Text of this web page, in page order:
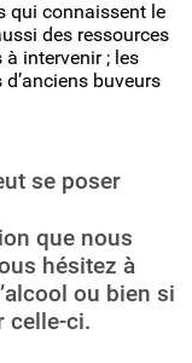
qui connaissent le
des ressources
intervenir ; les
buveurs
se poser
que nous
hésitez à
ou bien si
celle-ci.